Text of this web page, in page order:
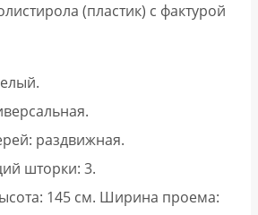
(пластик) с фактурой
раздвижная.
шторки: 3.
145 см. Ширина проема: